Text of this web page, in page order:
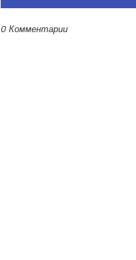
0 Комментарии